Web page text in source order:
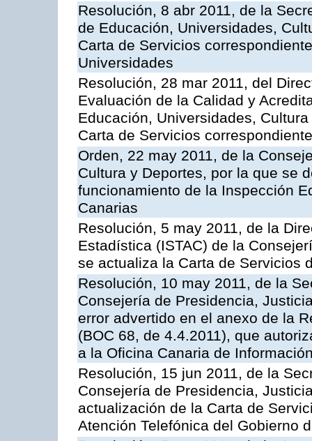
Resolución, 8 abr 2011, de la
de Educación, Universidades,
Carta de Servicios
Universidades
Resolución, 28 mar 2011, del
Evaluación de la Calidad y
Educación, Universidades,
Carta de Servicios
Orden, 22 may 2011, de la
Cultura y Deportes, por la que se
funcionamiento de la Inspección
Canarias
Resolución, 5 may 2011, de la
Estadística (ISTAC) de la
se actualiza la Carta de Servicios
Resolución, 10 may 2011, de la
Consejería de Presidencia,
error advertido en el anexo de la
(BOC 68, de 4.4.2011), que
a la Oficina Canaria de
Resolución, 15 jun 2011, de la
Consejería de Presidencia,
actualización de la Carta de
Atención Telefónica del Gobierno